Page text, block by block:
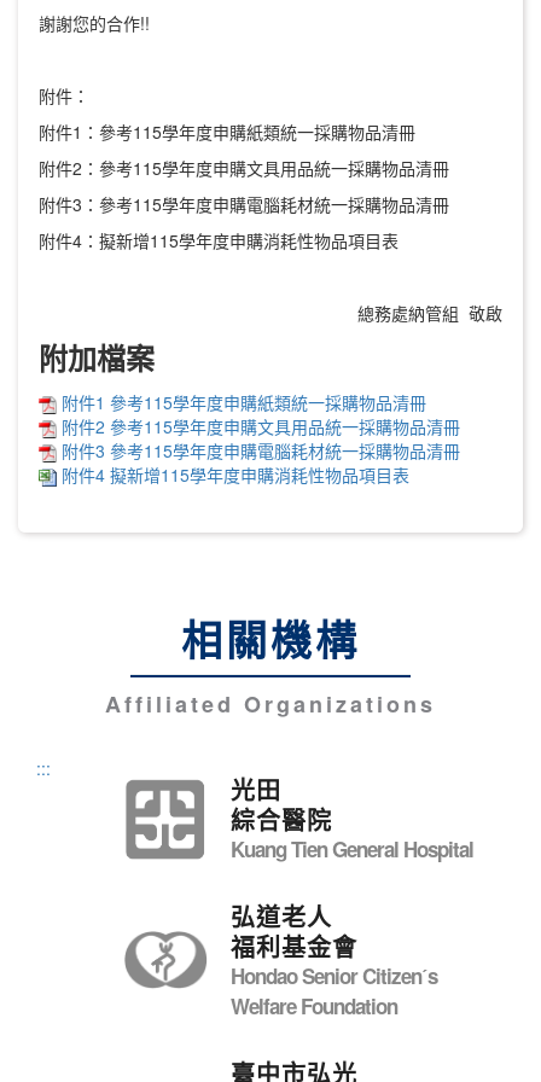
謝謝您的合作!!
附件：
附件1：參考115學年度申購紙類統一採購物品清冊
附件2：參考115學年度申購文具用品統一採購物品清冊
附件3：參考115學年度申購電腦耗材統一採購物品清冊
附件4：擬新增115學年度申購消耗性物品項目表
總務處納管組 敬啟
附加檔案
附件1 參考115學年度申購紙類統一採購物品清冊
附件2 參考115學年度申購文具用品統一採購物品清冊
附件3 參考115學年度申購電腦耗材統一採購物品清冊
附件4 擬新增115學年度申購消耗性物品項目表
相關機構
Affiliated Organizations
:::
光田
綜合醫院
Kuang Tien General Hospital
弘道老人
福利基金會
Hondao Senior Citizenˊs
Welfare Foundation
臺中市弘光